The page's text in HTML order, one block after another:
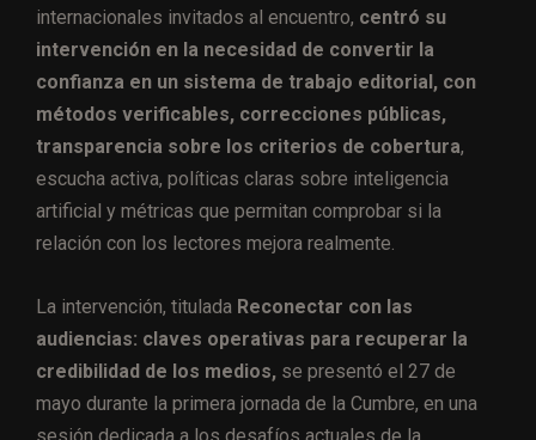
internacionales invitados al encuentro, centró su
intervención en la necesidad de convertir la
confianza en un sistema de trabajo editorial, con
métodos verificables, correcciones públicas,
transparencia sobre los criterios de cobertura,
escucha activa, políticas claras sobre inteligencia
artificial y métricas que permitan comprobar si la
relación con los lectores mejora realmente.
La intervención, titulada Reconectar con las
audiencias: claves operativas para recuperar la
credibilidad de los medios, se presentó el 27 de
mayo durante la primera jornada de la Cumbre, en una